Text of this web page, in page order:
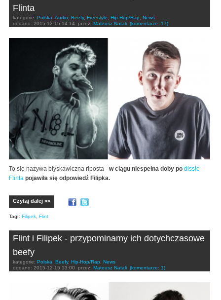
Flinta
kategorie: Polska Audio Beefy, Freestyle Hip-Hop/Rap
News
dodano: 2015-12-15 14:14 przez: Mateusz Natali (komentarze: 17)
To się nazywa błyskawiczna riposta - w ciągu niespełna doby po dissie
Flinta pojawiła się odpowiedź Filipka.
Czytaj dalej >>
Tagi: Filipek Flint
Flint i Filipek - przypominamy ich dotychczasowe
beefy
kategorie: Polska Beefy, Hip-Hop/Rap
News
dodano: 2015-12-15 13:00 przez: Mateusz Natali (komentarze: 1)